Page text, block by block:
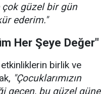
güzel bir gün
ederim."
Her Şeye Değer"
birlik ve
"Çocuklarımızın
geçen, bu güzel güne